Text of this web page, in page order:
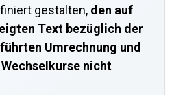
gestalten, den auf
Text bezüglich der
Umrechnung und
nicht